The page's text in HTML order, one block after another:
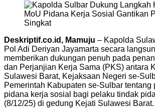
Deskriptif.co.id, Mamuju – Kapolda
Pol Adi Deriyan Jayamarta secara
memberikan dukungan penuh pada
dan Perjanjian Kerja Sama (PKS) antara
Sulawesi Barat, Kejaksaan Negeri se-
Pemerintah Kabupaten se-Sulbar tentang
pidana kerja sosial bagi pelaku tindak
(8/12/25) di gedung Kejati Sulawesi Barat.